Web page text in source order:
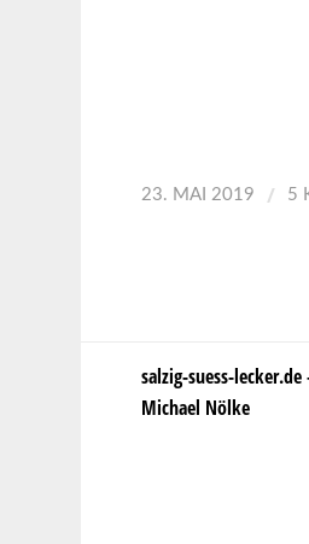
23. MAI 2019 / 5
salzig-suess-
Michael Nölke